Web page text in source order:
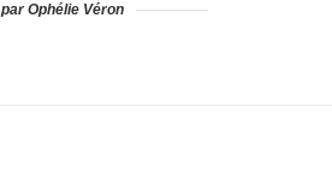
par Ophélie Véron